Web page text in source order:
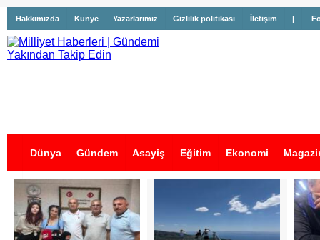
Hakkımızda Künye Yazarlarımız Gizlilik politikası İletişim |
Dünya Gündem Asayiş Eğitim Ekonomi
İş İlanları